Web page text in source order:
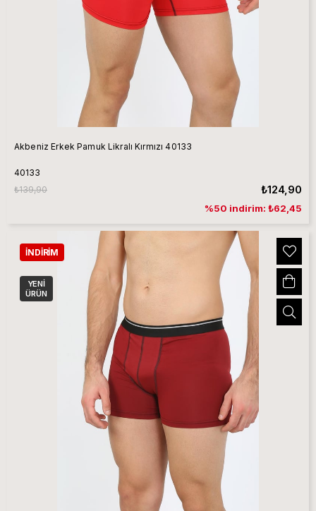
Akbeniz Erkek Pamuk Likralı Kırmızı 40133
40133
₺124,90
₺139,90
%50 indirim: ₺62,45
İNDIRIM
YENI
ÜRÜN